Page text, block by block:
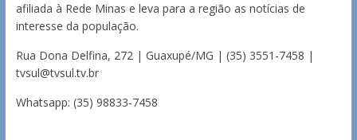
afiliada à Rede Minas e leva para a região as notícias de
interesse da população.
Rua Dona Delfina, 272 | Guaxupé/MG | (35) 3551-7458 |
tvsul@tvsul.tv.br
Whatsapp: (35) 98833-7458